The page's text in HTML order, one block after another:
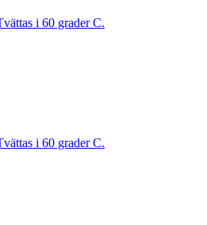
i 60 grader C.
i 60 grader C.